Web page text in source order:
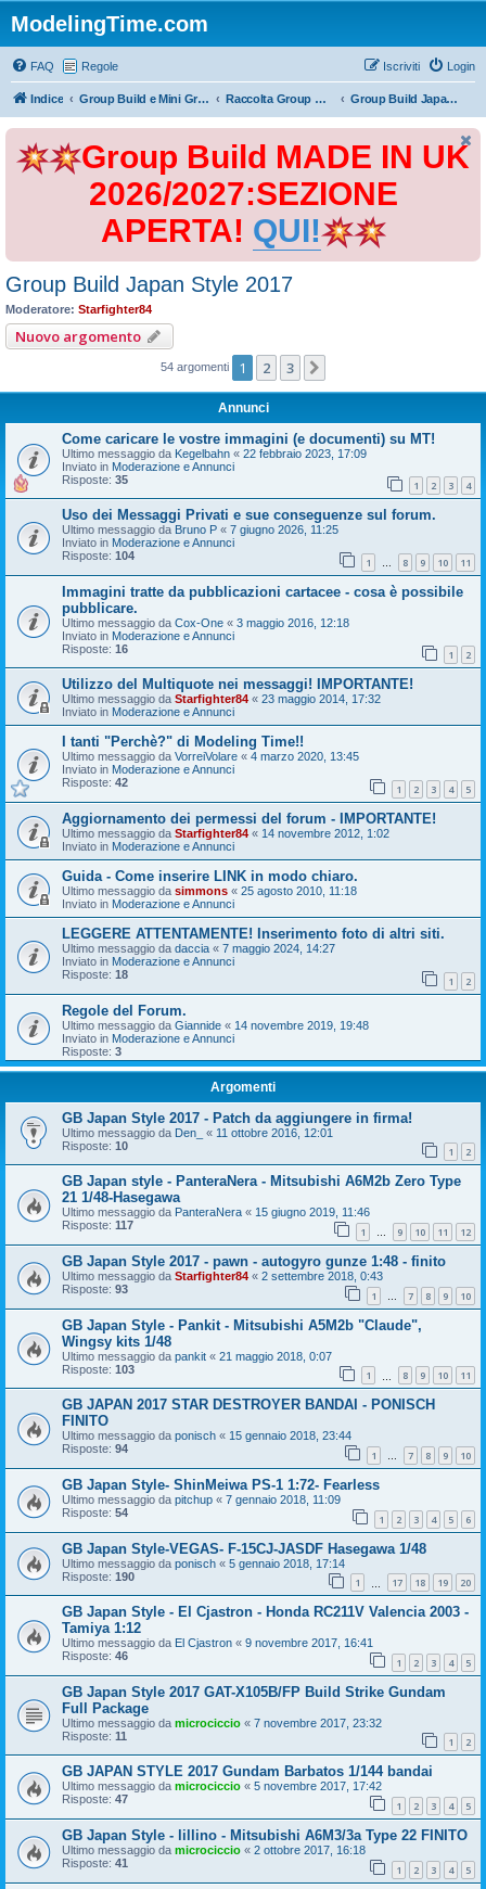
ModelingTime.com
FAQ Regole Login
Iscriviti
Indice Group Build e Mini Group Build Raccolta Group Build Group Build Japan Style 2017
Group Build MADE IN UK
2026/2027:SEZIONE
APERTA! QUI!
Group Build Japan Style 2017
Moderatore: Starfighter84
Nuovo argomento
54 argomenti 1 2 3
Annunci
Come caricare le vostre immagini (e documenti) su MT!
Ultimo messaggio da Kegelbahn « 22 febbraio 2023, 17:09
Inviato in Moderazione e Annunci
Risposte: 35 1 2 3 4
Uso dei Messaggi Privati e sue conseguenze sul forum.
Ultimo messaggio da Bruno P « 7 giugno 2026, 11:25
Inviato in Moderazione e Annunci
Risposte: 104 1 … 8 9 10 11
Immagini tratte da pubblicazioni cartacee - cosa è possibile
pubblicare.
Ultimo messaggio da Cox-One « 3 maggio 2016, 12:18
Inviato in Moderazione e Annunci
Risposte: 16 1 2
Utilizzo del Multiquote nei messaggi! IMPORTANTE!
Ultimo messaggio da Starfighter84 « 23 maggio 2014, 17:32
Inviato in Moderazione e Annunci
I tanti "Perchè?" di Modeling Time!!
Ultimo messaggio da VorreiVolare « 4 marzo 2020, 13:45
Inviato in Moderazione e Annunci
Risposte: 42 1 2 3 4 5
Aggiornamento dei permessi del forum - IMPORTANTE!
Ultimo messaggio da Starfighter84 « 14 novembre 2012, 1:02
Inviato in Moderazione e Annunci
Guida - Come inserire LINK in modo chiaro.
Ultimo messaggio da simmons « 25 agosto 2010, 11:18
Inviato in Moderazione e Annunci
LEGGERE ATTENTAMENTE! Inserimento foto di altri siti.
Ultimo messaggio da daccia « 7 maggio 2024, 14:27
Inviato in Moderazione e Annunci
Risposte: 18 1 2
Regole del Forum.
Ultimo messaggio da Giannide « 14 novembre 2019, 19:48
Inviato in Moderazione e Annunci
Risposte: 3
Argomenti
GB Japan Style 2017 - Patch da aggiungere in firma!
Ultimo messaggio da Den_ « 11 ottobre 2016, 12:01
Risposte: 10 1 2
GB Japan style - PanteraNera - Mitsubishi A6M2b Zero Type
21 1/48-Hasegawa
Ultimo messaggio da PanteraNera « 15 giugno 2019, 11:46
Risposte: 117 1 … 9 10 11 12
GB Japan Style 2017 - pawn - autogyro gunze 1:48 - finito
Ultimo messaggio da Starfighter84 « 2 settembre 2018, 0:43
Risposte: 93 1 … 7 8 9 10
GB Japan Style - Pankit - Mitsubishi A5M2b "Claude",
Wingsy kits 1/48
Ultimo messaggio da pankit « 21 maggio 2018, 0:07
Risposte: 103 1 8 9 10 11
GB JAPAN 2017 STAR DESTROYER BANDAI - PONISCH
FINITO
Ultimo messaggio da ponisch « 15 gennaio 2018, 23:44
Risposte: 94 1 … 7 8 9 10
GB Japan Style- ShinMeiwa PS-1 1:72- Fearless
Ultimo messaggio da pitchup « 7 gennaio 2018, 11:09
Risposte: 54 1 2 3 4 5 6
GB Japan Style-VEGAS- F-15CJ-JASDF Hasegawa 1/48
Ultimo messaggio da ponisch « 5 gennaio 2018, 17:14
Risposte: 190 1 17 18 19 20
GB Japan Style - El Cjastron - Honda RC211V Valencia 2003 -
Tamiya 1:12
Ultimo messaggio da El Cjastron « 9 novembre 2017, 16:41
Risposte: 46 1 2 3 4 5
GB Japan Style 2017 GAT-X105B/FP Build Strike Gundam
Full Package
Ultimo messaggio da microciccio « 7 novembre 2017, 23:32
Risposte: 11 1 2
GB JAPAN STYLE 2017 Gundam Barbatos 1/144 bandai
Ultimo messaggio da microciccio « 5 novembre 2017, 17:42
Risposte: 47 1 2 3 4 5
GB Japan Style - lillino - Mitsubishi A6M3/3a Type 22 FINITO
Ultimo messaggio da microciccio « 2 ottobre 2017, 16:18
Risposte: 41 1 2 3 4 5